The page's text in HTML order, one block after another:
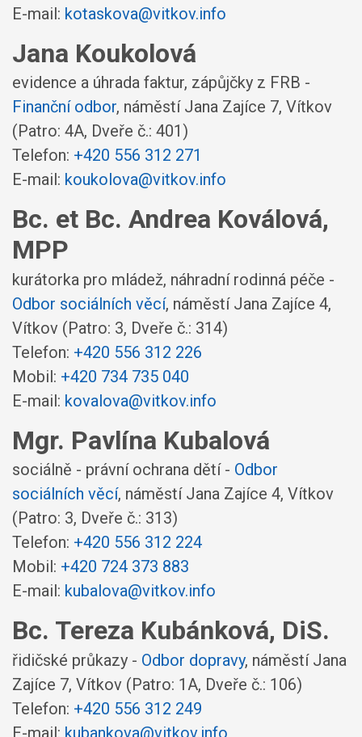
E-mail: kotaskova@vitkov.info
Jana Koukolová
evidence a úhrada faktur, zápůjčky z FRB -
Finanční odbor, náměstí Jana Zajíce 7, Vítkov
(Patro: 4A, Dveře č.: 401)
Telefon: +420 556 312 271
E-mail: koukolova@vitkov.info
Bc. et Bc. Andrea Koválová,
MPP
kurátorka pro mládež, náhradní rodinná péče -
Odbor sociálních věcí, náměstí Jana Zajíce 4,
Vítkov (Patro: 3, Dveře č.: 314)
Telefon: +420 556 312 226
Mobil: +420 734 735 040
E-mail: kovalova@vitkov.info
Mgr. Pavlína Kubalová
sociálně - právní ochrana dětí - Odbor
sociálních věcí, náměstí Jana Zajíce 4, Vítkov
(Patro: 3, Dveře č.: 313)
Telefon: +420 556 312 224
Mobil: +420 724 373 883
E-mail: kubalova@vitkov.info
Bc. Tereza Kubánková, DiS.
řidičské průkazy - Odbor dopravy, náměstí Jana
Zajíce 7, Vítkov (Patro: 1A, Dveře č.: 106)
Telefon: +420 556 312 249
E-mail: kubankova@vitkov.info